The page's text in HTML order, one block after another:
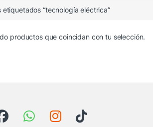
etiquetados “tecnología eléctrica”
productos que coincidan con tu selección.